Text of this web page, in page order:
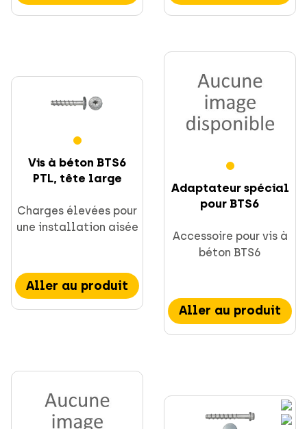
Vis à béton BTS6
PTL, tête large
Charges élevées pour
une installation aisée
Aller au produit
Adaptateur spécial
pour BTS6
Accessoire pour vis à
béton BTS6
Aller au produit